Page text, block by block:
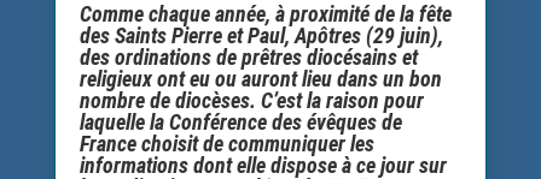
Comme chaque année, à proximité de la fête
des Saints Pierre et Paul, Apôtres (29 juin),
des ordinations de prêtres diocésains et
religieux ont eu ou auront lieu dans un bon
nombre de diocèses. C’est la raison pour
laquelle laConférence des évêques de
Francechoisit de communiquer les
informations dont elle dispose à ce jour sur